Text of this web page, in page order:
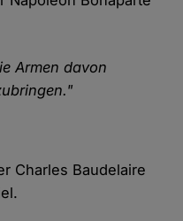
Armen davon
Charles Baudelaire